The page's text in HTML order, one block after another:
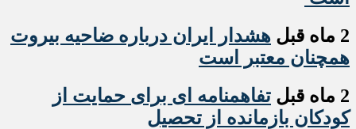
2 ماه قبل
هشدار ایران درباره ضاحیه بیروت
همچنان معتبر است
2 ماه قبل
تفاهمنامه ای برای حمایت از
کودکان بازمانده از تحصیل